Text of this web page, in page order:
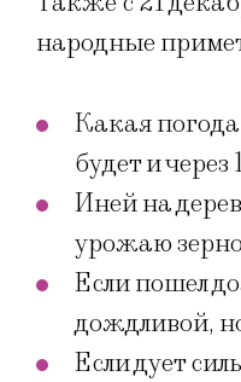
народные
Какая
будет и
Иней на
урожаю
Если пошел
дождливой,
Если дует